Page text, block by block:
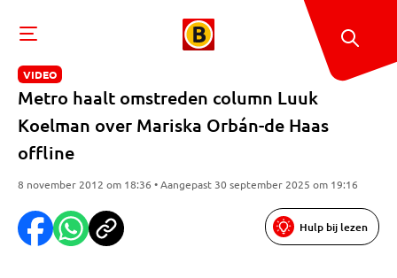
VIDEO
Metro haalt omstreden column Luuk
Koelman over Mariska Orbán-de Haas
offline
8 november 2012 om 18:36 • Aangepast 30 september 2025 om 19:16
Hulp bij lezen